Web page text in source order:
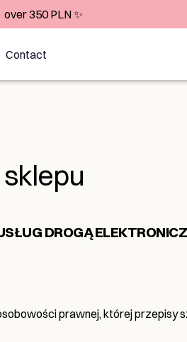
over 350 PLN ✨
Contact
DROGĄ
prawnej, której